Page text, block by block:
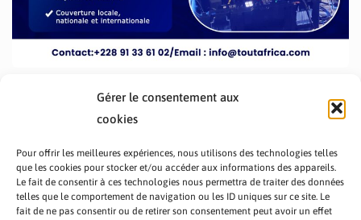
Gérer le consentement aux
cookies
Pour offrir les meilleures expériences, nous utilisons des technologies telles
que les cookies pour stocker et/ou accéder aux informations des appareils.
Le fait de consentir à ces technologies nous permettra de traiter des données
telles que le comportement de navigation ou les ID uniques sur ce site. Le
fait de ne pas consentir ou de retirer son consentement peut avoir un effet